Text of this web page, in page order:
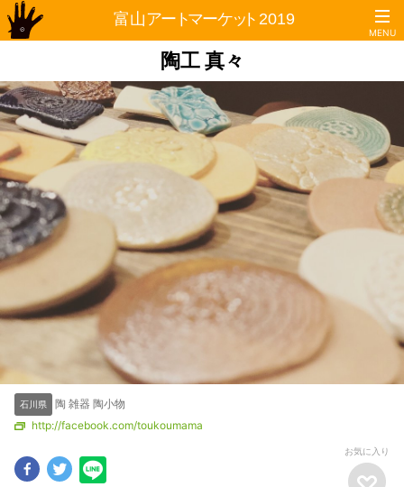
TOP トップページ
開催概要
FLOOR GUIDE フロアガイド／市民プラザ
EXHIBITOR 出展者紹介
BOOTH MAP ブースマップ
交通アクセス
ARCHIVES 過去の様子
PAMPHLET
陶工 真々
石川県
陶 雑器 陶小物
http://facebook.com/toukoumama
お気に入り